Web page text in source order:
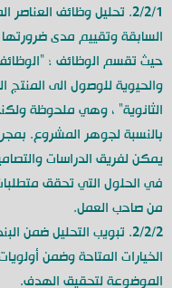
2/2/1. تحليل وظائف
السابقة وتقييم مدى
حيث تقسم الوظائف ؛
والحيوية للوصول الى المنتج
الثانوية" ، وهي ملحوظة
بالنسبة لجوهر المشروع.
يمكن لفريق الدراسات
في الحلول التي تحقق
من صاحب العمل.
2/2/2. تبويب التحليل ضمن
الخيارات المتاحة وضمن
الموضوعة لتحقيق الهدف.